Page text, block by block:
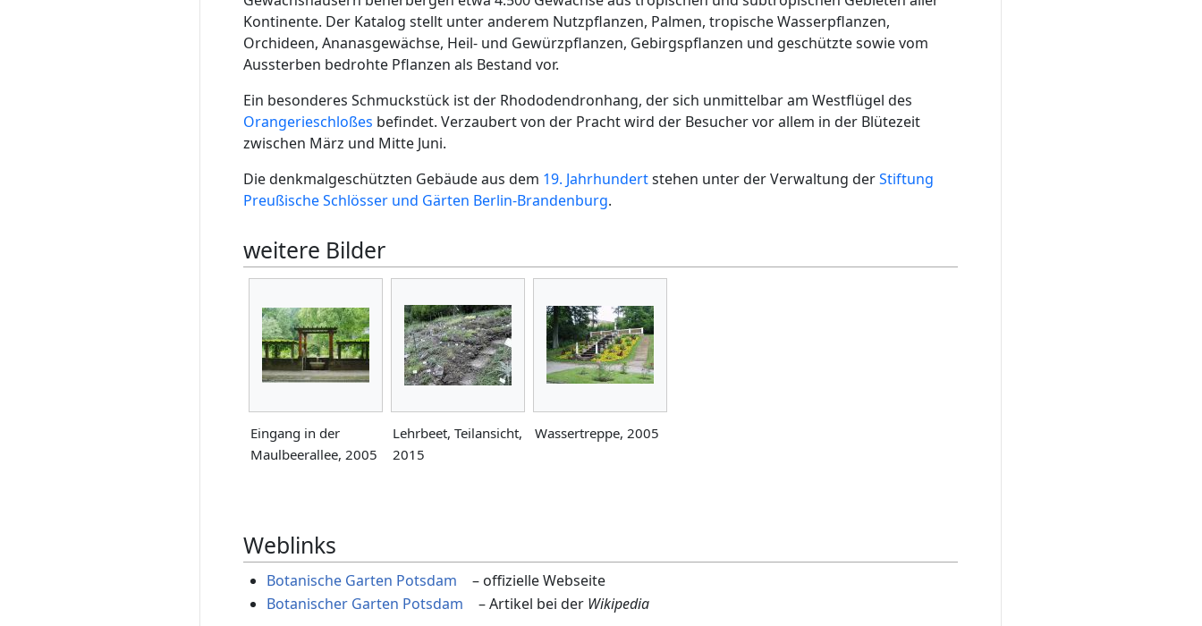
Kontinente. Der Katalog stellt unter anderem Nutzpflanzen, Palmen, tropische Wasserpflanzen,
Orchideen, Ananasgewächse, Heil- und Gewürzpflanzen, Gebirgspflanzen und geschützte sowie vom
Aussterben bedrohte Pflanzen als Bestand vor.
Ein besonderes Schmuckstück ist der Rhododendronhang, der sich unmittelbar am Westflügel des
Orangerieschloßes befindet. Verzaubert von der Pracht wird der Besucher vor allem in der Blütezeit
zwischen März und Mitte Juni.
Die denkmalgeschützten Gebäude aus dem 19. Jahrhundertstehen unter der Verwaltung derStiftung
Preußische Schlösser und Gärten Berlin-Brandenburg.
weitere Bilder
Eingang in der
Maulbeerallee, 2005
Lehrbeet, Teilansicht,
2015
Wassertreppe, 2005
Weblinks
Botanische Garten Potsdam
– offizielle Webseite
Botanischer Garten Potsdam
– Artikel bei der Wikipedia